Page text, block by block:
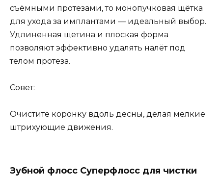
съёмными протезами, то монопучковая щётка
для ухода за имплантами — идеальный выбор.
Удлиненная щетина и плоская форма
позволяют эффективно удалять налёт под
телом протеза.
Совет:
Очистите коронку вдоль десны, делая мелкие
штрихующие движения.
Зубной флосс Суперфлосс для чистки